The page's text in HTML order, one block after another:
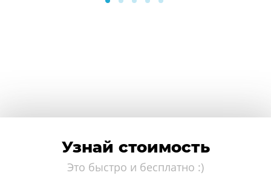
Узнай стоимость
Это быстро и бесплатно :)